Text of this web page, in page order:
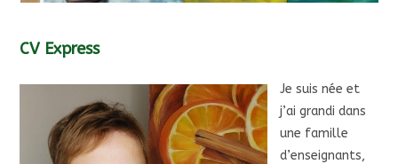
CV Express
Je suis née et
j’ai grandi dans
une famille
d’enseignants,